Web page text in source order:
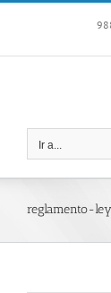
contenido
Ir a...
reglamento-